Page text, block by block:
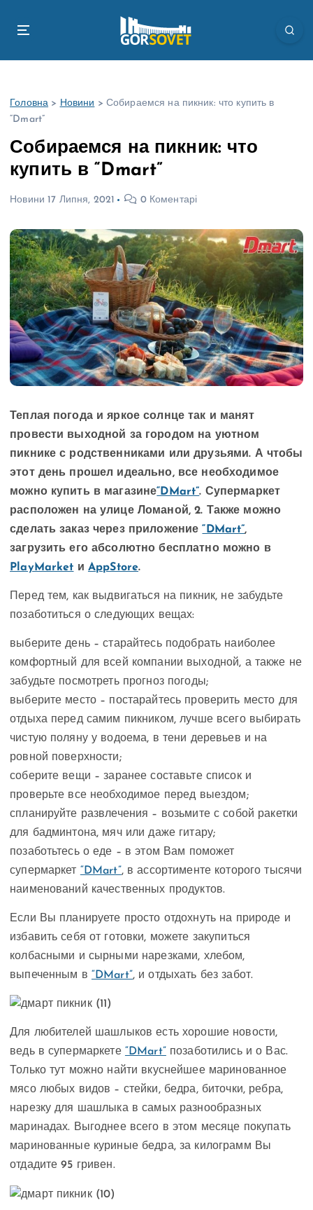
Головна > Новини > Собираемся на пикник: что купить в
“Dmart”
Собираемся на пикник: что
купить в “Dmart”
Новини 17 Липня, 2021 0 Коментарі
Теплая погода и яркое солнце так и манят
провести выходной за городом на уютном
пикнике с родственниками или друзьями. А чтобы
этот день прошел идеально, все необходимое
можно купить в магазине“DMart”. Супермаркет
расположен на улице Ломаной, 2. Также можно
сделать заказ через приложение“DMart”,
загрузить его абсолютно бесплатно можно в
PlayMarket и AppStore.
Перед тем, как выдвигаться на пикник, не забудьте
позаботиться о следующих вещах:
выберите день – старайтесь подобрать наиболее
комфортный для всей компании выходной, а также не
забудьте посмотреть прогноз погоды;
выберите место – постарайтесь проверить место для
отдыха перед самим пикником, лучше всего выбирать
чистую поляну у водоема, в тени деревьев и на
ровной поверхности;
соберите вещи – заранее составьте список и
проверьте все необходимое перед выездом;
спланируйте развлечения – возьмите с собой ракетки
для бадминтона, мяч или даже гитару;
позаботьтесь о еде – в этом Вам поможет
супермаркет “DMart”, в ассортименте которого тысячи
наименований качественных продуктов.
Если Вы планируете просто отдохнуть на природе и
избавить себя от готовки, можете закупиться
колбасными и сырными нарезками, хлебом,
выпеченным в “DMart”, и отдыхать без забот.
Для любителей шашлыков есть хорошие новости,
ведь в супермаркете “DMart” позаботились и о Вас.
Только тут можно найти вкуснейшее маринованное
мясо любых видов – стейки, бедра, биточки, ребра,
нарезку для шашлыка в самых разнообразных
маринадах. Выгоднее всего в этом месяце покупать
маринованные куриные бедра, за килограмм Вы
отдадите 95 гривен.